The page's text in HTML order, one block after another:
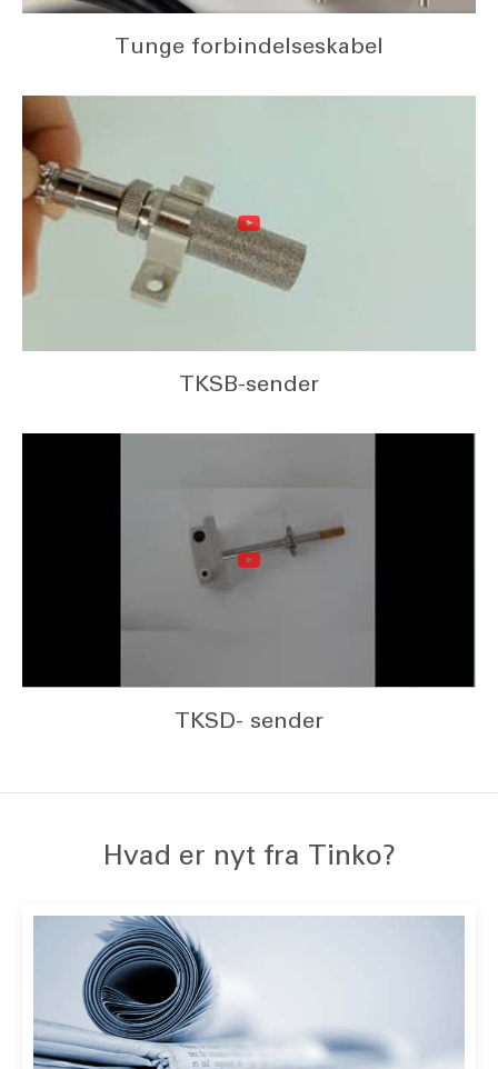
Tunge forbindelseskabel
TKSB-sender
TKSD- sender
Hvad er nyt fra Tinko?